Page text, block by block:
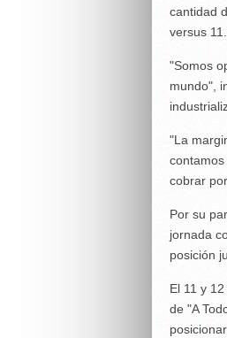
cantidad
versus
"Somos
mundo",
"La
cobrar
Por su
jornada
posición
El 11 y
de "A